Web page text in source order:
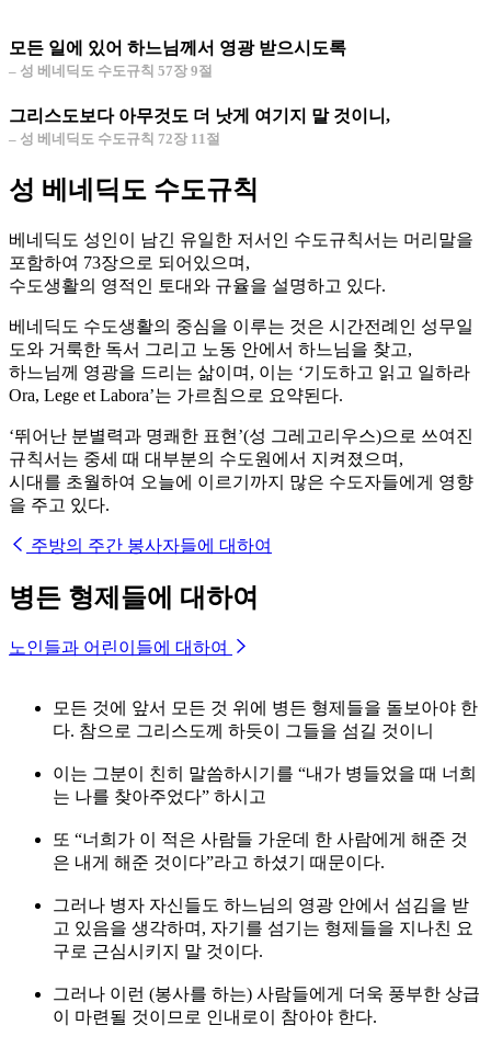
모든 일에 있어 하느님께서 영광 받으시도록
– 성 베네딕도 수도규칙 57장 9절
그리스도보다 아무것도 더 낫게 여기지 말 것이니,
– 성 베네딕도 수도규칙 72장 11절
성 베네딕도 수도규칙
베네딕도 성인이 남긴 유일한 저서인 수도규칙서는 머리말을
포함하여 73장으로 되어있으며,
수도생활의 영적인 토대와 규율을 설명하고 있다.
베네딕도 수도생활의 중심을 이루는 것은 시간전례인 성무일
도와 거룩한 독서 그리고 노동 안에서 하느님을 찾고,
하느님께 영광을 드리는 삶이며, 이는 ‘기도하고 읽고 일하라
Ora, Lege et Labora’는 가르침으로 요약된다.
‘뛰어난 분별력과 명쾌한 표현’(성 그레고리우스)으로 쓰여진
규칙서는 중세 때 대부분의 수도원에서 지켜졌으며,
시대를 초월하여 오늘에 이르기까지 많은 수도자들에게 영향
을 주고 있다.
주방의 주간 봉사자들에 대하여
병든 형제들에 대하여
노인들과 어린이들에 대하여
모든 것에 앞서 모든 것 위에 병든 형제들을 돌보아야 한
다. 참으로 그리스도께 하듯이 그들을 섬길 것이니
이는 그분이 친히 말씀하시기를 “내가 병들었을 때 너희
는 나를 찾아주었다” 하시고
또 “너희가 이 적은 사람들 가운데 한 사람에게 해준 것
은 내게 해준 것이다”라고 하셨기 때문이다.
그러나 병자 자신들도 하느님의 영광 안에서 섬김을 받
고 있음을 생각하며, 자기를 섬기는 형제들을 지나친 요
구로 근심시키지 말 것이다.
그러나 이런 (봉사를 하는) 사람들에게 더욱 풍부한 상급
이 마련될 것이므로 인내로이 참아야 한다.